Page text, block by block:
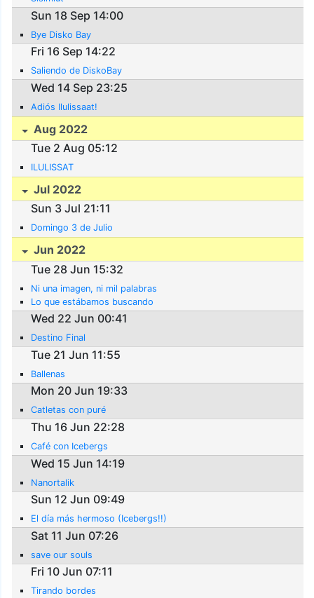
Sun 18 Sep 14:00
Bye Disko Bay
Fri 16 Sep 14:22
Saliendo de DiskoBay
Wed 14 Sep 23:25
Adiós Ilulissaat!
Aug 2022
Tue 2 Aug 05:12
ILULISSAT
Jul 2022
Sun 3 Jul 21:11
Domingo 3 de Julio
Jun 2022
Tue 28 Jun 15:32
Ni una imagen, ni mil palabras
Lo que estábamos buscando
Wed 22 Jun 00:41
Destino Final
Tue 21 Jun 11:55
Ballenas
Mon 20 Jun 19:33
Catletas con puré
Thu 16 Jun 22:28
Café con Icebergs
Wed 15 Jun 14:19
Nanortalik
Sun 12 Jun 09:49
El día más hermoso (Icebergs!!)
Sat 11 Jun 07:26
save our souls
Fri 10 Jun 07:11
Tirando bordes